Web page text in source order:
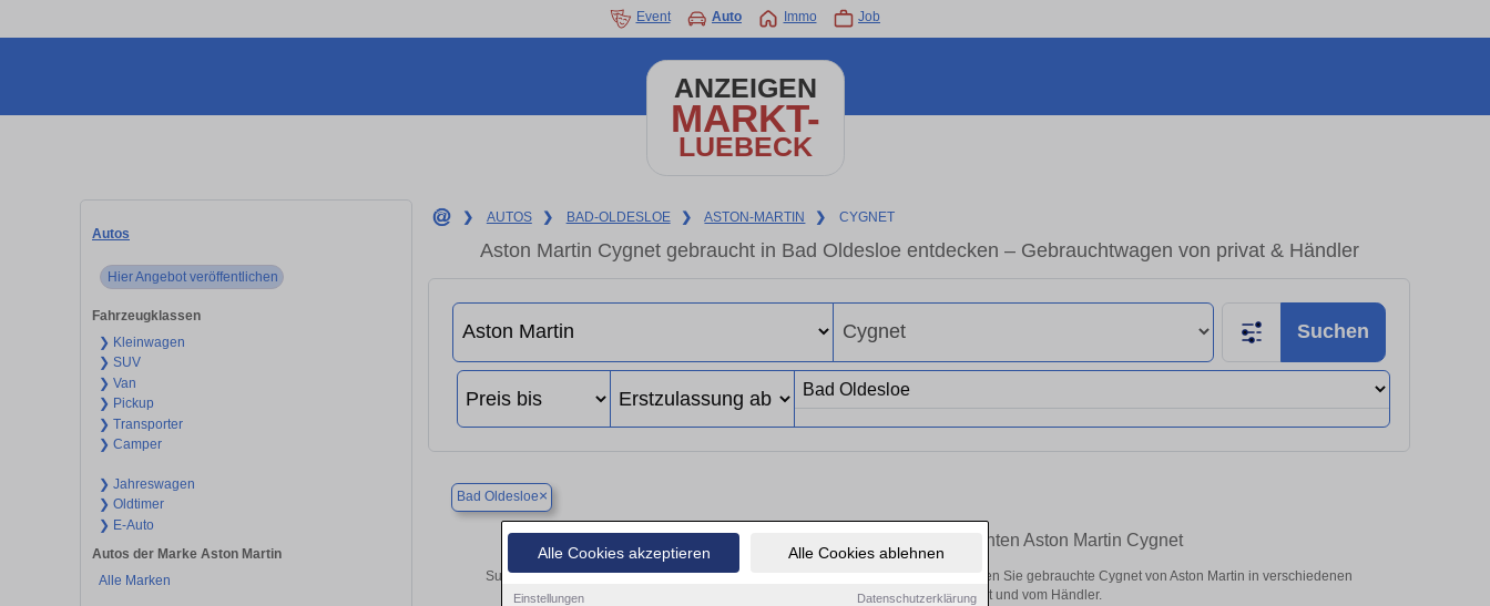
Alle Cookies akzeptieren Alle Cookies ablehnen
Einstellungen Datenschutzerklärung
Event Auto Immo Job
ANZEIGEN
MARKT-
LUEBECK
Autos
Hier Angebot veröffentlichen
Fahrzeugklassen
❯ Kleinwagen
❯ SUV
❯ Van
❯ Pickup
❯ Transporter
❯ Camper
❯ Jahreswagen
❯ Oldtimer
❯ E-Auto
Autos der Marke Aston Martin
Alle Marken
❯ AUTOS ❯ BAD-OLDESLOE ❯ ASTON-MARTIN ❯ CYGNET
Aston Martin Cygnet gebraucht in Bad Oldesloe entdecken – Gebrauchtwagen von privat & Händler
Suchen
Bad Oldesloe×
Finden Sie in Bad Oldesloe Ihren gebrauchten Aston Martin Cygnet
Suchen Sie in Bad Oldesloe einen Aston Martin Cygnet Gebrauchtwagen? Entdecken Sie gebrauchte Cygnet von Aston Martin in verschiedenen
Ausführungen und Preisklassen von privat und vom Händler.